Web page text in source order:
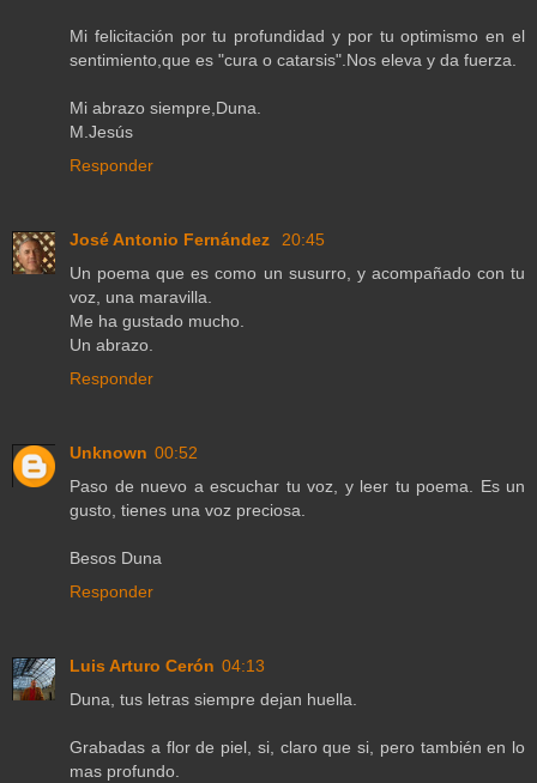
Mi felicitación por tu profundidad y por tu optimismo en el
sentimiento,que es "cura o catarsis".Nos eleva y da fuerza.
Mi abrazo siempre,Duna.
M.Jesús
Responder
José Antonio Fernández
20:45
Un poema que es como un susurro, y acompañado con tu
voz, una maravilla.
Me ha gustado mucho.
Un abrazo.
Responder
Unknown 00:52
Paso de nuevo a escuchar tu voz, y leer tu poema. Es un
gusto, tienes una voz preciosa.
Besos Duna
Responder
Luis Arturo Cerón 04:13
Duna, tus letras siempre dejan huella.
Grabadas a flor de piel, si, claro que si, pero también en lo
mas profundo.